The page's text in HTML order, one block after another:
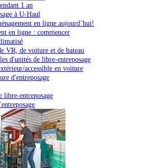
1 an
à U-Haul
en ligne aujourd’hui!
en ligne : commencer
VR, de voiture et de bateau
d'unités de libre-entreposage
accessible en voiture
d'entreposage
libre-entreposage